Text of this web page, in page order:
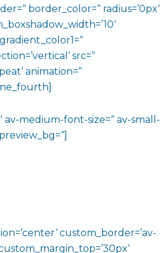
border_color=“ radius=’0px‘
src=“
animation=“
av-medium-font-size=“ av-small-
custom_border=’av-